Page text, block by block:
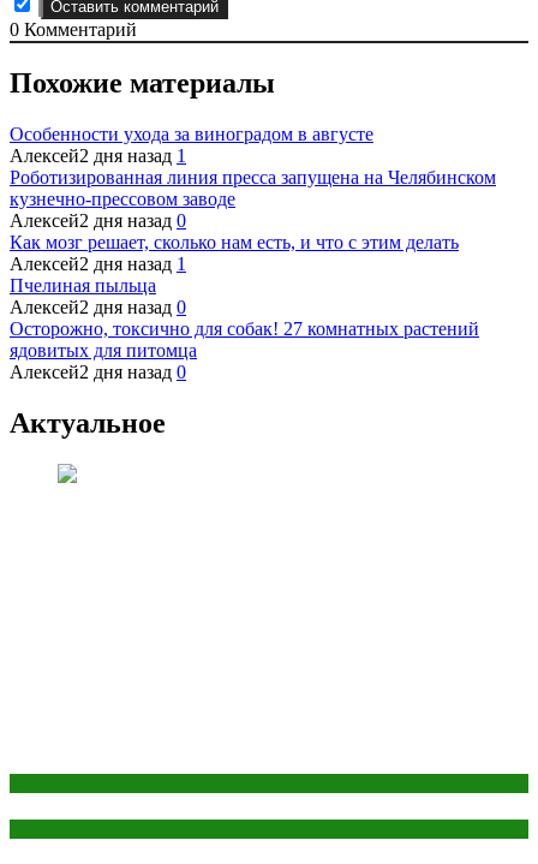
0 Комментарий
Похожие материалы
Особенности ухода за виноградом в августе
Алексей2 дня назад 1
Роботизированная линия пресса запущена на Челябинском
кузнечно-прессовом заводе
Алексей2 дня назад 0
Как мозг решает, сколько нам есть, и что с этим делать
Алексей2 дня назад 1
Пчелиная пыльца
Алексей2 дня назад 0
Осторожно, токсично для собак! 27 комнатных растений
ядовитых для питомца
Алексей2 дня назад 0
Актуальное